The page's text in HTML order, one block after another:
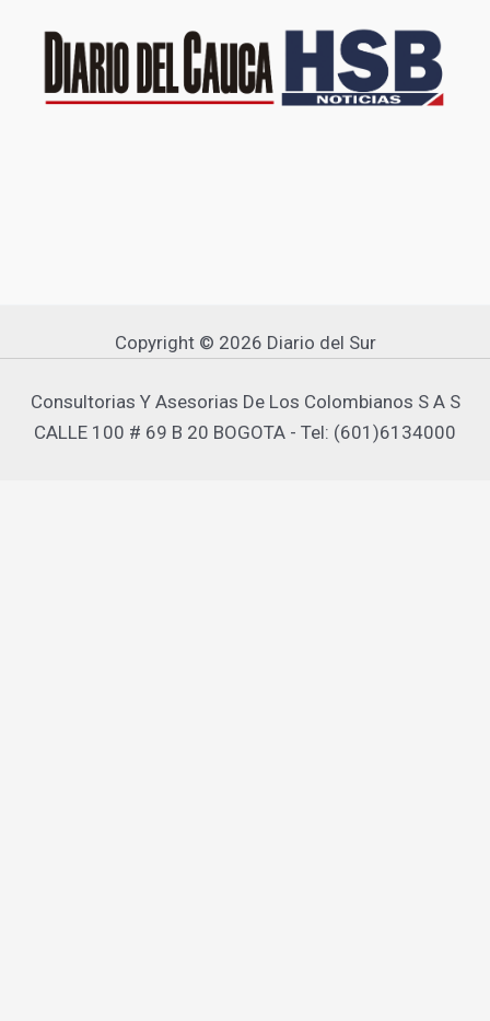
Copyright © 2026 Diario del Sur
Consultorias Y Asesorias De Los Colombianos S A S
CALLE 100 # 69 B 20 BOGOTA - Tel: (601)6134000